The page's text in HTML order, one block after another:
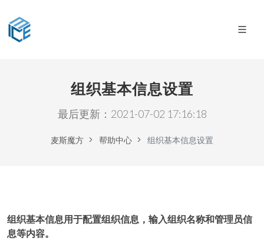
组织基本信息设置
最后更新：2021-07-02 17:16:18
麦斯魔方 帮助中心 组织基本信息设置
组织基本信息用于配置组织信息，输入组织名称和管理员信
息等内容。